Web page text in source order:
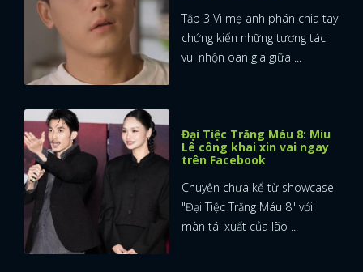
Tập 3 Vì mẹ anh phán chia tay
chứng kiến những tương tác
vui nhộn oan gia giữa ...
Đại Tiệc Trăng Máu 8: Miu
Lê công khai xin vai ngay
trên Facebook
Chuyện chưa kể từ showcase
"Đại Tiệc Trăng Máu 8" với
màn tái xuất của lão ...